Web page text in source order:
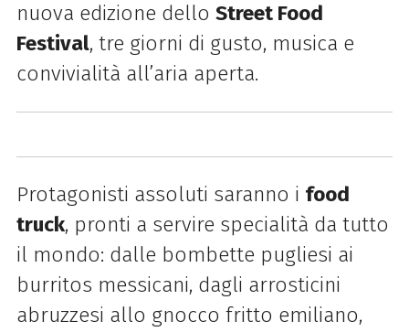
nuova edizione dello Street Food
Festival, tre giorni di gusto, musica e
convivialità all’aria aperta.
Protagonisti assoluti saranno i food
truck, pronti a servire specialità da tutto
il mondo: dalle bombette pugliesi ai
burritos messicani, dagli arrosticini
abruzzesi allo gnocco fritto emiliano,